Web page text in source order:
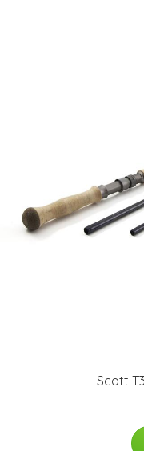
Scott